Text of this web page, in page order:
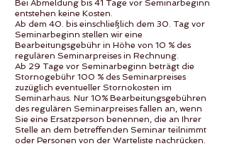
Bei Abmeldung bis 41 Tage vor Seminarbeginn
entstehen keine Kosten.
Ab dem 40. bis einschließlich dem 30. Tag vor
Seminarbeginn stellen wir eine
Bearbeitungsgebühr in Höhe von 10 % des
regulären Seminarpreises in Rechnung.
Ab 29 Tage vor Seminarbeginn beträgt die
Stornogebühr 100 % des Seminarpreises
zuzüglich eventueller Stornokosten im
Seminarhaus. Nur 10% Bearbeitungsgebühren
des regulären Seminarpreises fallen an, wenn
Sie eine Ersatzperson benennen, die an Ihrer
Stelle an dem betreffenden Seminar teilnimmt
oder Personen von der Warteliste nachrücken.